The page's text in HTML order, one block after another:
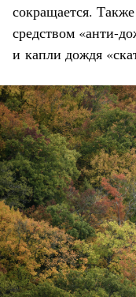
сокращается.
средством «анти-
и капли дождя